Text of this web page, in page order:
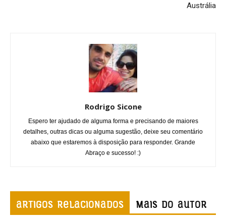
Austrália
Rodrigo Sicone
Espero ter ajudado de alguma forma e precisando de maiores
detalhes, outras dicas ou alguma sugestão, deixe seu comentário
abaixo que estaremos à disposição para responder. Grande
Abraço e sucesso! :)
ARTIGOS RELACIONADOS Mais do autor